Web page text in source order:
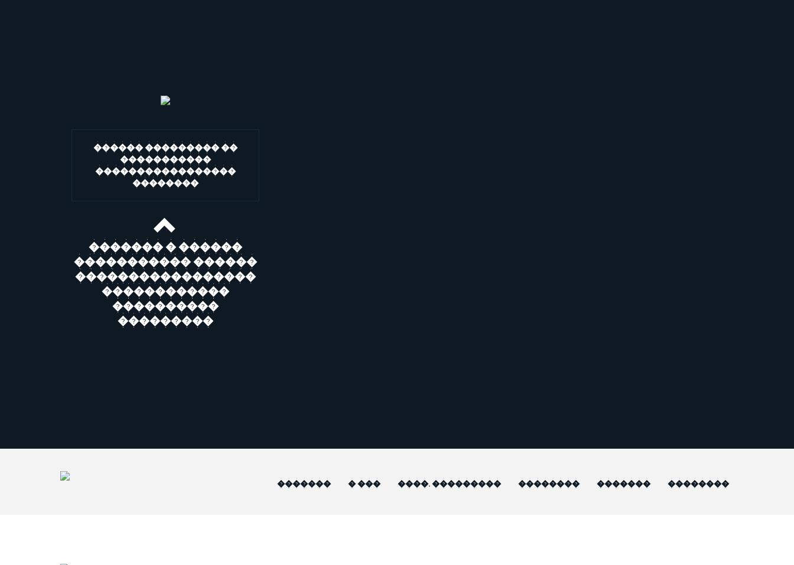
������ ��������� ��
�����������
�����������������
��������
������� � ������
����������� ������
�����������������
������������
����������
���������
������� � ��� ����. ��������� �������� ������� ��������